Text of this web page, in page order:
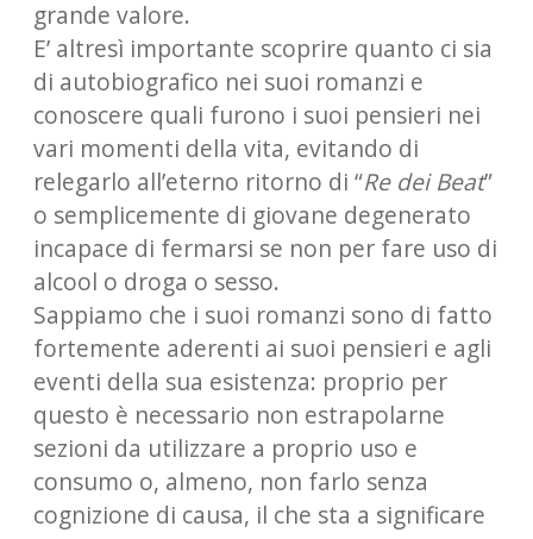
grande valore.
E’ altresì importante scoprire quanto ci sia
di autobiografico nei suoi romanzi e
conoscere quali furono i suoi pensieri nei
vari momenti della vita, evitando di
relegarlo all’eterno ritorno di “Re dei Beat”
o semplicemente di giovane degenerato
incapace di fermarsi se non per fare uso di
alcool o droga o sesso.
Sappiamo che i suoi romanzi sono di fatto
fortemente aderenti ai suoi pensieri e agli
eventi della sua esistenza: proprio per
questo è necessario non estrapolarne
sezioni da utilizzare a proprio uso e
consumo o, almeno, non farlo senza
cognizione di causa, il che sta a significare